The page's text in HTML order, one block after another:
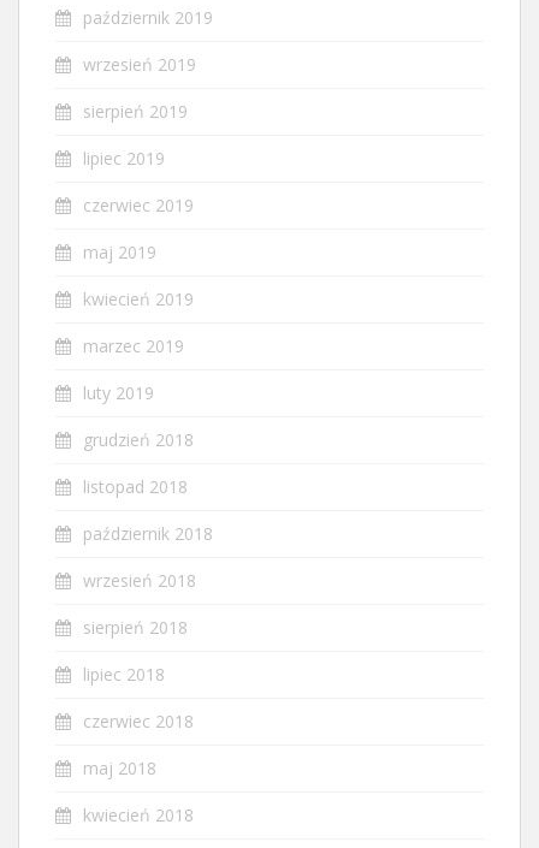
październik 2019
wrzesień 2019
sierpień 2019
lipiec 2019
czerwiec 2019
maj 2019
kwiecień 2019
marzec 2019
luty 2019
grudzień 2018
listopad 2018
październik 2018
wrzesień 2018
sierpień 2018
lipiec 2018
czerwiec 2018
maj 2018
kwiecień 2018